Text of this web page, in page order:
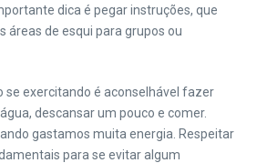
dica é pegar instruções, que
áreas de esqui para grupos ou
se exercitando é aconselhável fazer
descansar um pouco e comer.
gastamos muita energia. Respeitar
para se evitar algum